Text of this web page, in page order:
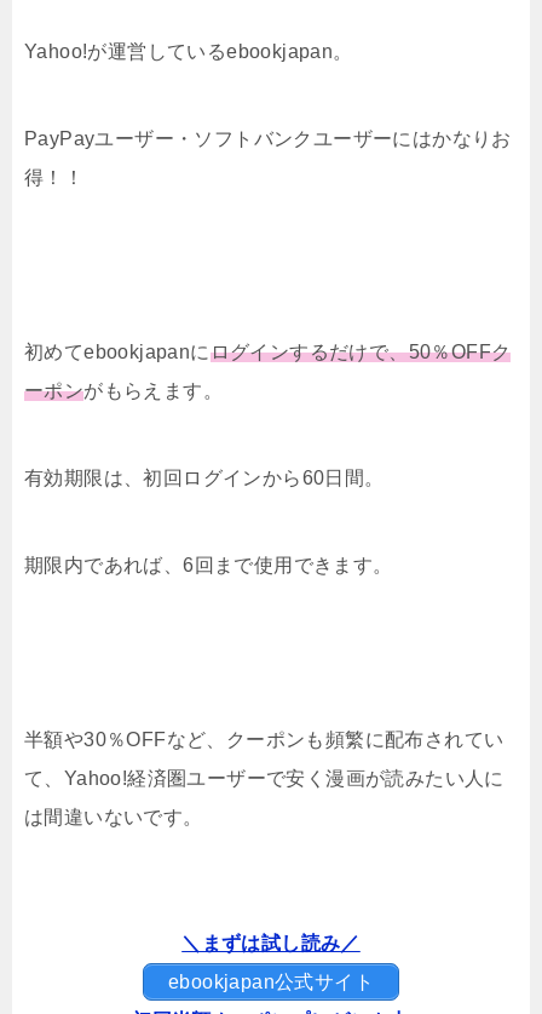
Yahoo!が運営しているebookjapan。
PayPayユーザー・ソフトバンクユーザーにはかなりお
得！！
初めてebookjapanにログインするだけで、50％OFFク
ーポンがもらえます。
有効期限は、初回ログインから60日間。
期限内であれば、6回まで使用できます。
半額や30％OFFなど、クーポンも頻繁に配布されてい
て、Yahoo!経済圏ユーザーで安く漫画が読みたい人に
は間違いないです。
＼まずは試し読み／
ebookjapan公式サイト